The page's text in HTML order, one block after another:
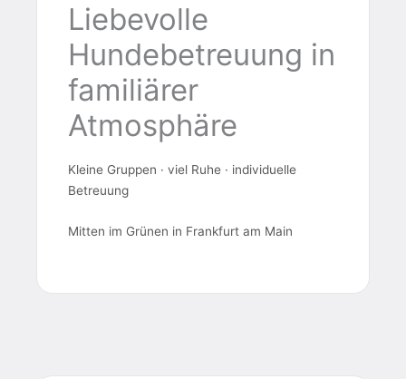
Liebevolle
Hundebetreuung in
familiärer
Atmosphäre
Kleine Gruppen · viel Ruhe · individuelle
Betreuung
Mitten im Grünen in Frankfurt am Main